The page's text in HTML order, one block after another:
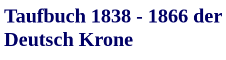
Taufbuch 1838 - 1866
Deutsch Krone